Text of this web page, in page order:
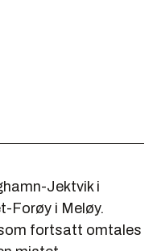
Jektvik i
Forøy i Meløy.
fortsatt omtales